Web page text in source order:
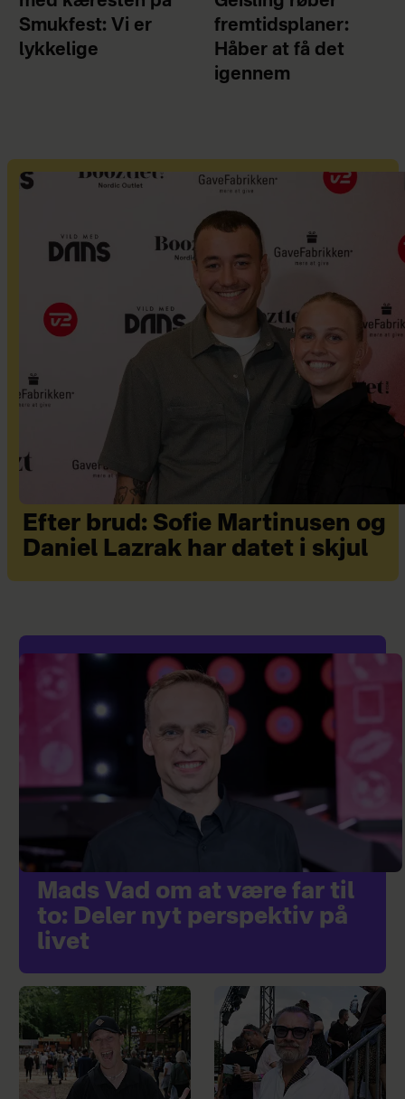
Smukfest: Vi er
lykkelige
fremtidsplaner:
Håber at få det
igennem
Efter brud: Sofie Martinusen og
Daniel Lazrak har datet i skjul
Mads Vad om at være far til
to: Deler nyt perspektiv på
livet